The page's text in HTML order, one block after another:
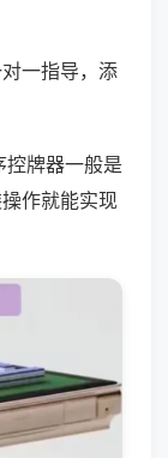
一指导，添
牌器一般是
作就能实现